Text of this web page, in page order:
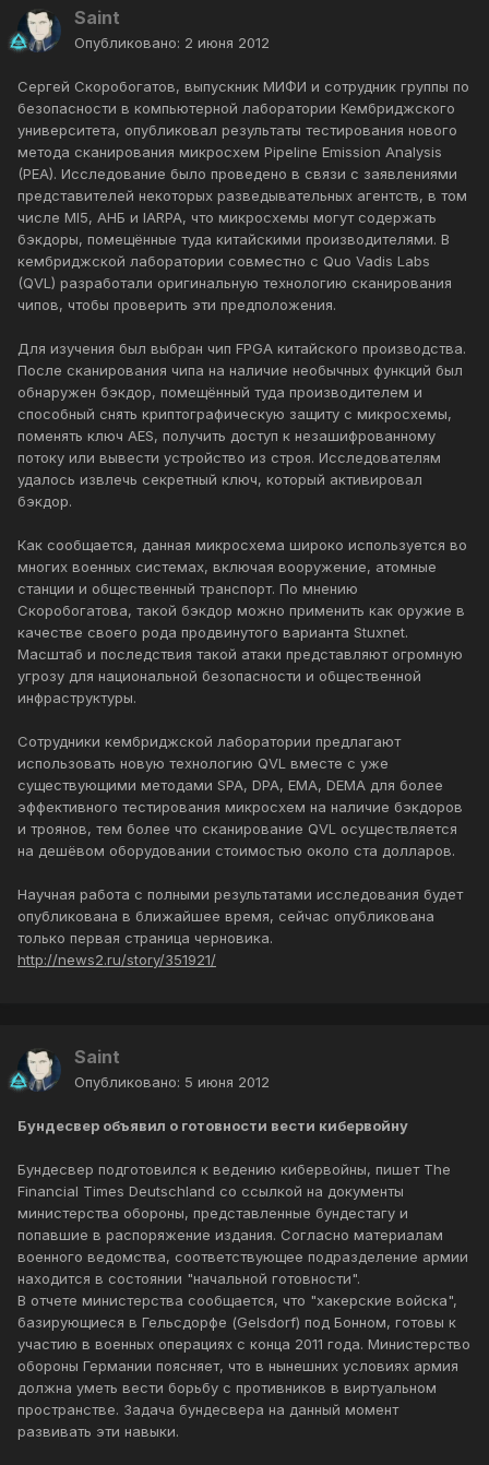
Saint
Опубликовано: 2 июня 2012
Сергей Скоробогатов, выпускник МИФИ и сотрудник группы по
безопасности в компьютерной лаборатории Кембриджского
университета, опубликовал результаты тестирования нового
метода сканирования микросхем Pipeline Emission Analysis
(PEA). Исследование было проведено в связи с заявлениями
представителей некоторых разведывательных агентств, в том
числе MI5, АНБ и IARPA, что микросхемы могут содержать
бэкдоры, помещённые туда китайскими производителями. В
кембриджской лаборатории совместно с Quo Vadis Labs
(QVL) разработали оригинальную технологию сканирования
чипов, чтобы проверить эти предположения.
Для изучения был выбран чип FPGA китайского производства.
После сканирования чипа на наличие необычных функций был
обнаружен бэкдор, помещённый туда производителем и
способный снять криптографическую защиту с микросхемы,
поменять ключ AES, получить доступ к незашифрованному
потоку или вывести устройство из строя. Исследователям
удалось извлечь секретный ключ, который активировал
бэкдор.
Как сообщается, данная микросхема широко используется во
многих военных системах, включая вооружение, атомные
станции и общественный транспорт. По мнению
Скоробогатова, такой бэкдор можно применить как оружие в
качестве своего рода продвинутого варианта Stuxnet.
Масштаб и последствия такой атаки представляют огромную
угрозу для национальной безопасности и общественной
инфраструктуры.
Сотрудники кембриджской лаборатории предлагают
использовать новую технологию QVL вместе с уже
существующими методами SPA, DPA, EMA, DEMA для более
эффективного тестирования микросхем на наличие бэкдоров
и троянов, тем более что сканирование QVL осуществляется
на дешёвом оборудовании стоимостью около ста долларов.
Научная работа с полными результатами исследования будет
опубликована в ближайшее время, сейчас опубликована
только первая страница черновика.
http://news2.ru/story/351921/
Saint
Опубликовано: 5 июня 2012
Бундесвер объявил о готовности вести кибервойну
Бундесвер подготовился к ведению кибервойны, пишет The
Financial Times Deutschland со ссылкой на документы
министерства обороны, представленные бундестагу и
попавшие в распоряжение издания. Согласно материалам
военного ведомства, соответствующее подразделение армии
находится в состоянии "начальной готовности".
В отчете министерства сообщается, что "хакерские войска",
базирующиеся в Гельсдорфе (Gelsdorf) под Бонном, готовы к
участию в военных операциях с конца 2011 года. Министерство
обороны Германии поясняет, что в нынешних условиях армия
должна уметь вести борьбу с противников в виртуальном
пространстве. Задача бундесвера на данный момент
развивать эти навыки.